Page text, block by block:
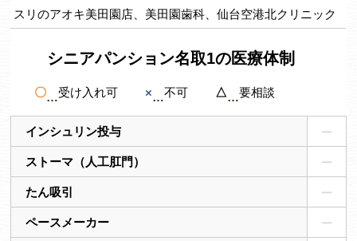
スリのアオキ美田園店、美田園歯科、仙台空港北クリニック
シニアパンション名取1の医療体制
〇 受け入れ可 × 不可 △ 要相談
インシュリン投与
ストーマ（人工肛門）
たん吸引
ペースメーカー